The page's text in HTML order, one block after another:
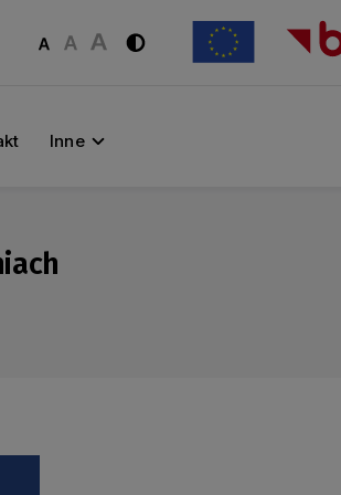
Inne